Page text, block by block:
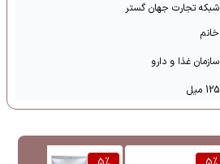
شبکه تجارت جهان گستر
خانم
سازمان غذا و دارو
125 میل